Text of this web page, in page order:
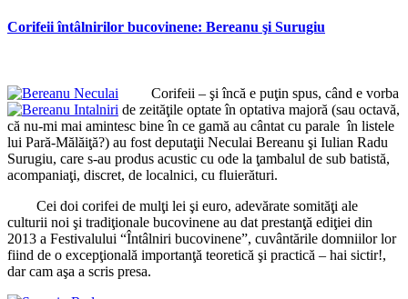
Corifeii întâlnirilor bucovinene: Bereanu şi Surugiu
Corifeii – şi încă e puţin spus, când e vorba
de zeităţile optate în optativa majoră (sau octavă,
că nu-mi mai amintesc bine în ce gamă au cântat cu parale în listele
lui Pară-Mălăiţă?) au fost deputaţii Neculai Bereanu şi Iulian Radu
Surugiu, care s-au produs acustic cu ode la ţambalul de sub batistă,
acompaniaţi, discret, de localnici, cu fluierături.
Cei doi corifei de mulţi lei şi euro, adevărate somităţi ale
culturii noi şi tradiţionale bucovinene au dat prestanţă ediţiei din
2013 a Festivalului “Întâlniri bucovinene”, cuvântările domniilor lor
fiind de o excepţională importanţă teoretică şi practică – hai sictir!,
dar cam aşa a scris presa.